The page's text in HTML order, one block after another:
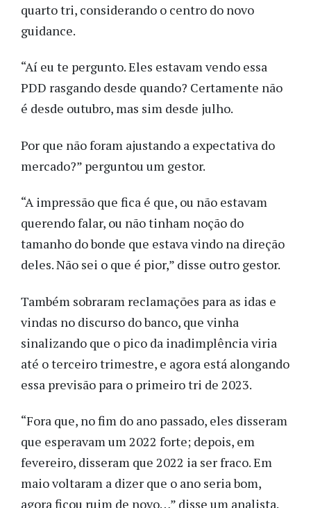
quarto tri, considerando o centro do novo
guidance.
“Aí eu te pergunto. Eles estavam vendo essa
PDD rasgando desde quando? Certamente não
é desde outubro, mas sim desde julho.
Por que não foram ajustando a expectativa do
mercado?” perguntou um gestor.
“A impressão que fica é que, ou não estavam
querendo falar, ou não tinham noção do
tamanho do bonde que estava vindo na direção
deles. Não sei o que é pior,” disse outro gestor.
Também sobraram reclamações para as idas e
vindas no discurso do banco, que vinha
sinalizando que o pico da inadimplência viria
até o terceiro trimestre, e agora está alongando
essa previsão para o primeiro tri de 2023.
“Fora que, no fim do ano passado, eles disseram
que esperavam um 2022 forte; depois, em
fevereiro, disseram que 2022 ia ser fraco. Em
maio voltaram a dizer que o ano seria bom,
agora ficou ruim de novo…” disse um analista.